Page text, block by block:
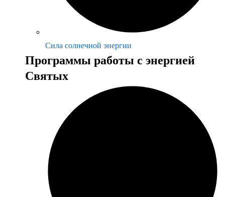
Сила солнечной энергии
Программы работы с энергией
Святых